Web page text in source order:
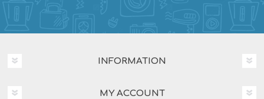
INFORMATION
MY ACCOUNT